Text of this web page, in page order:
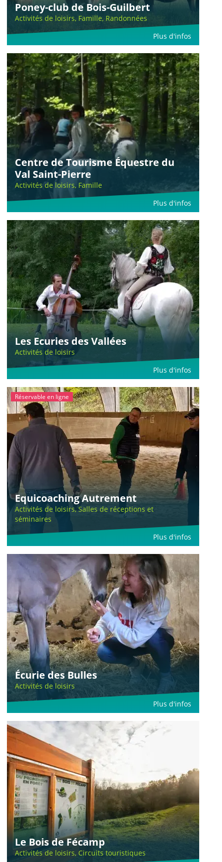
Poney-club de Bois-Guilbert
Activités de loisirs, Famille, Randonnées
Plus d'infos
Centre de Tourisme Équestre du
Val Saint-Pierre
Activités de loisirs, Famille
Plus d'infos
Les Ecuries des Vallées
Activités de loisirs
Plus d'infos
Réservable en ligne
Equicoaching Autrement
Activités de loisirs, Salles de réceptions et
séminaires
Plus d'infos
Écurie des Bulles
Activités de loisirs
Plus d'infos
Le Bois de Fécamp
Activités de loisirs, Circuits touristiques